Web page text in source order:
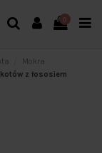
Mokra
z łososiem